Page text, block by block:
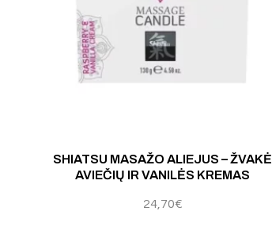
SHIATSU MASAŽO ALIEJUS – ŽVAKĖ
AVIEČIŲ IR VANILĖS KREMAS
24,70€